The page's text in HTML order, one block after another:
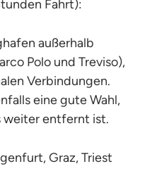
Fahrt):
außerhalb
Polo und Treviso),
Verbindungen.
eine gute Wahl,
weiter entfernt ist.
Graz, Triest